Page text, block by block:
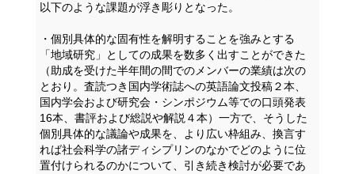
以下のような課題が浮き彫りとなった。
・個別具体的な固有性を解明することを強みとする
「地域研究」としての成果を数多く出すことができた
（助成を受けた半年間の間でのメンバーの業績は次の
とおり。査読つき国内学術誌への英語論文投稿２本、
国内学会および研究会・シンポジウム等での口頭発表
16本、書評および総説や解説４本）一方で、そうした
個別具体的な議論や成果を、より広い枠組み、換言す
れば社会科学の諸ディシプリンのなかでどのように位
置付けられるのかについて、引き続き検討が必要であ